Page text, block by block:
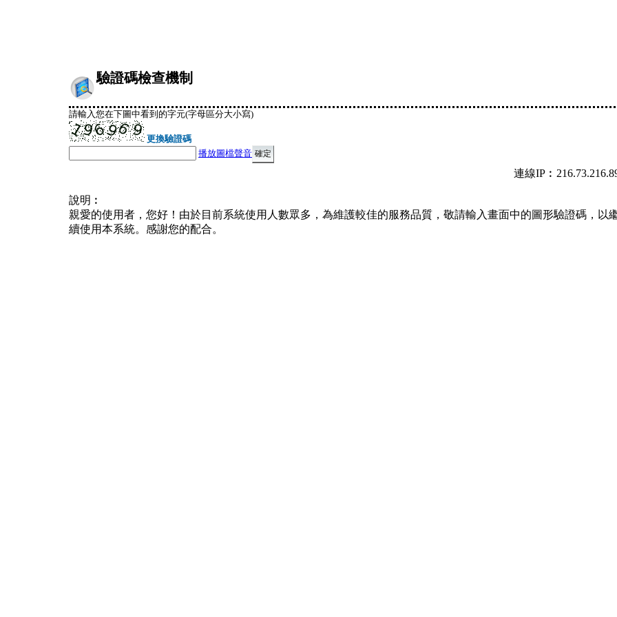
驗證碼檢查機制
請輸入您在下圖中看到的字元(字母區分大小寫)
更換驗證碼
播放圖檔聲音
連線
說明︰
親愛的使用者，您好！由於目前系統使用人數眾多，為維護較佳的服務品質，敬請輸入畫面中的圖形驗證碼，以
續使用本系統。感謝您的配合。